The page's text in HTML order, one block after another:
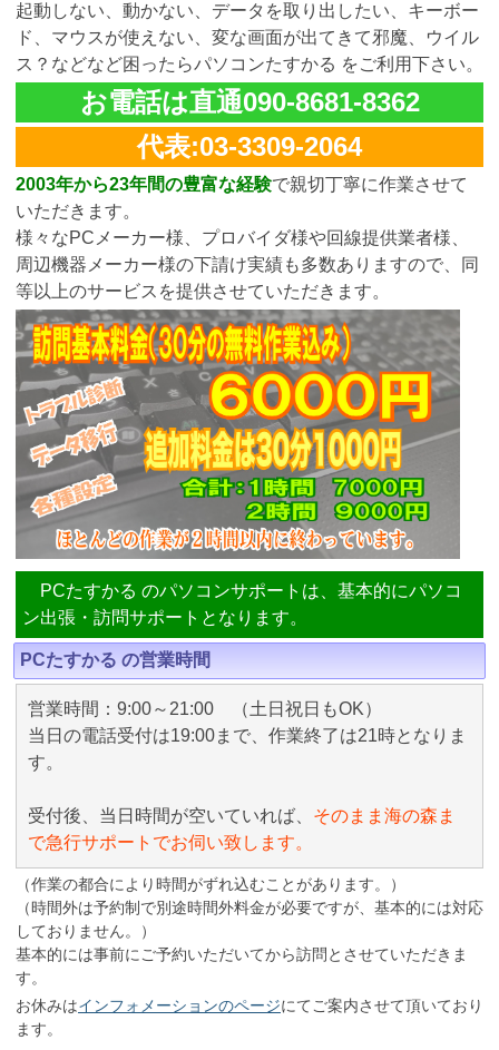
起動しない、動かない、データを取り出したい、キーボー
ド、マウスが使えない、変な画面が出てきて邪魔、ウイル
ス？などなど困ったらパソコンたすかる をご利用下さい。
お電話は直通090-8681-8362
代表:03-3309-2064
2003年から23年間の豊富な経験で親切丁寧に作業させて
いただきます。
様々なPCメーカー様、プロバイダ様や回線提供業者様、
周辺機器メーカー様の下請け実績も多数ありますので、同
等以上のサービスを提供させていただきます。
PCたすかる のパソコンサポートは、基本的にパソコ
ン出張・訪問サポートとなります。
PCたすかる の営業時間
営業時間：9:00～21:00 （土日祝日もOK）
当日の電話受付は19:00まで、作業終了は21時となりま
す。
受付後、当日時間が空いていれば、 そのまま海の森ま
で急行サポートでお伺い致します。
（作業の都合により時間がずれ込むことがあります。）
（時間外は予約制で別途時間外料金が必要ですが、基本的には対応
しておりません。）
基本的には事前にご予約いただいてから訪問とさせていただきま
す。
お休みはインフォメーションのページにてご案内させて頂いており
ます。